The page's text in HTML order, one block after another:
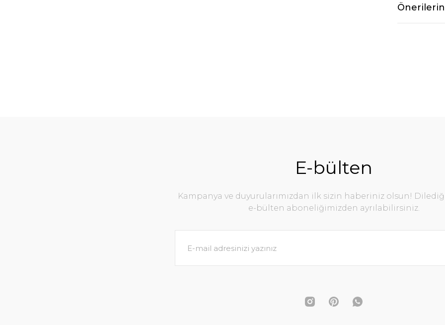
E-bülten
Kampanya ve duyurularımızdan ilk sizin haberiniz olsun!
e-bülten aboneliğimizden ayrılabilirsiniz.